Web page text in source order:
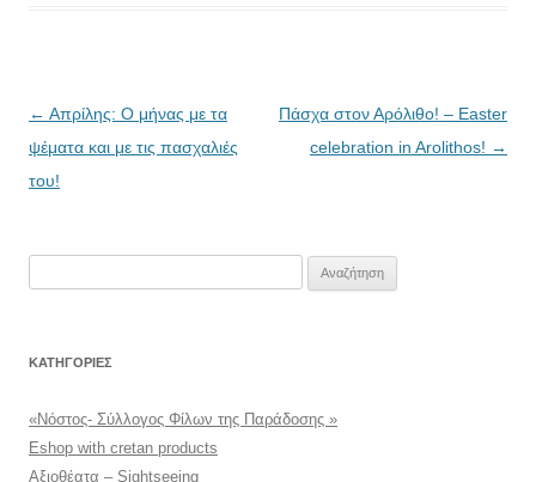
Πλοήγηση
άρθρων
← Απρίλης: Ο μήνας με τα
ψέματα και με τις πασχαλιές
του!
Πάσχα στον Αρόλιθο! – Easter
celebration in Arolithos! →
για:
KΑΤΗΓΟΡΊΕΣ
«Νόστος- Σύλλογος Φίλων της Παράδοσης »
Eshop with cretan products
Αξιοθέατα – Sightseeing